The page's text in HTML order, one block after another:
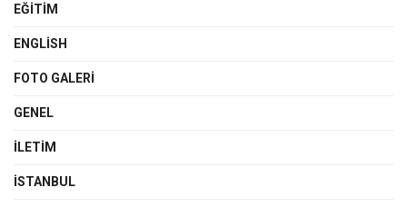
EĞITIM
ENGLISH
FOTO GALERI
GENEL
İLETIM
İSTANBUL